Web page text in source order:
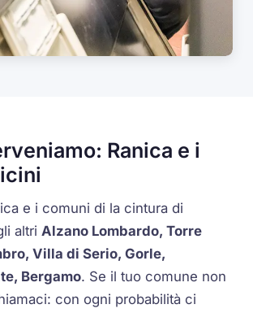
Ranica e i
e i comuni di la cintura di
altriAlzano Lombardo, Torre
Villa di Serio, Gorle,
Bergamo. Se il tuo comune non
con ogni probabilità ci